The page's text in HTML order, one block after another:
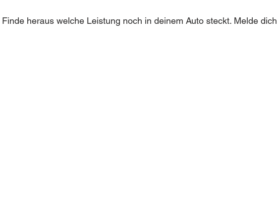
heraus welche Leistung noch in deinem Auto steckt. Melde dich